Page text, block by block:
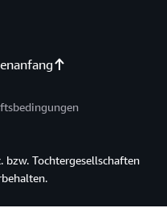
bzw. Tochtergesellschaften